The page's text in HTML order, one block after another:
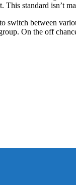
standard isn’t
between
On the off